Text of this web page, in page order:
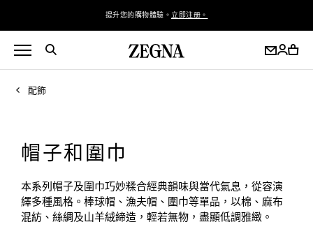
提升您的購物體驗。 立即注册。
配飾
帽子和圍巾
本系列帽子及圍巾巧妙糅合經典韻味與當代氣息，從容演
繹多種風格。棒球帽、漁夫帽、圍巾等單品，以棉、麻布
混紡、絲綢及山羊絨締造，輕若無物，盡顯低調雅緻。